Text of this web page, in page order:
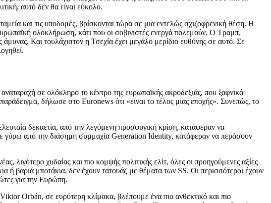
αυτό δεν θα είναι εύκολο.
και τις υποδομές, βρίσκονται τώρα σε μια εντελώς σχιζοφρενική θέση. Η
ολοκλήρωση, κάτι που οι σοβινιστές ενεργά πολεμούν. Ο Τραμπ,
Και τουλάχιστον η Τσεχία έχει μεγάλο μερίδιο ευθύνης σε αυτό. Σε
σε ολόκληρο το κέντρο της ευρωπαϊκής ακροδεξιάς, που ξαφνικά
δήλωσε στο Euronews ότι «είναι το τέλος μιας εποχής». Συνεπώς, το
δεκαετία, από την λεγόμενη προσφυγική κρίση, κατάφεραν να
γύρω από την διάσημη συμμαχία Generation Identity, κατάφεραν να περάσουν
λιγότερο χυδαίας και πιο κομψής πολιτικής ελίτ, όλες οι προηγούμενες αξίες
ή βαριά μποτάκια, δεν έχουν τατουάζ με θέματα των SS. Οι περισσότεροι έχουν
για την Ευρώπη.
Orbán, σε ευρύτερη κλίμακα, βλέπουμε ένα πιο ανθεκτικό και πιο